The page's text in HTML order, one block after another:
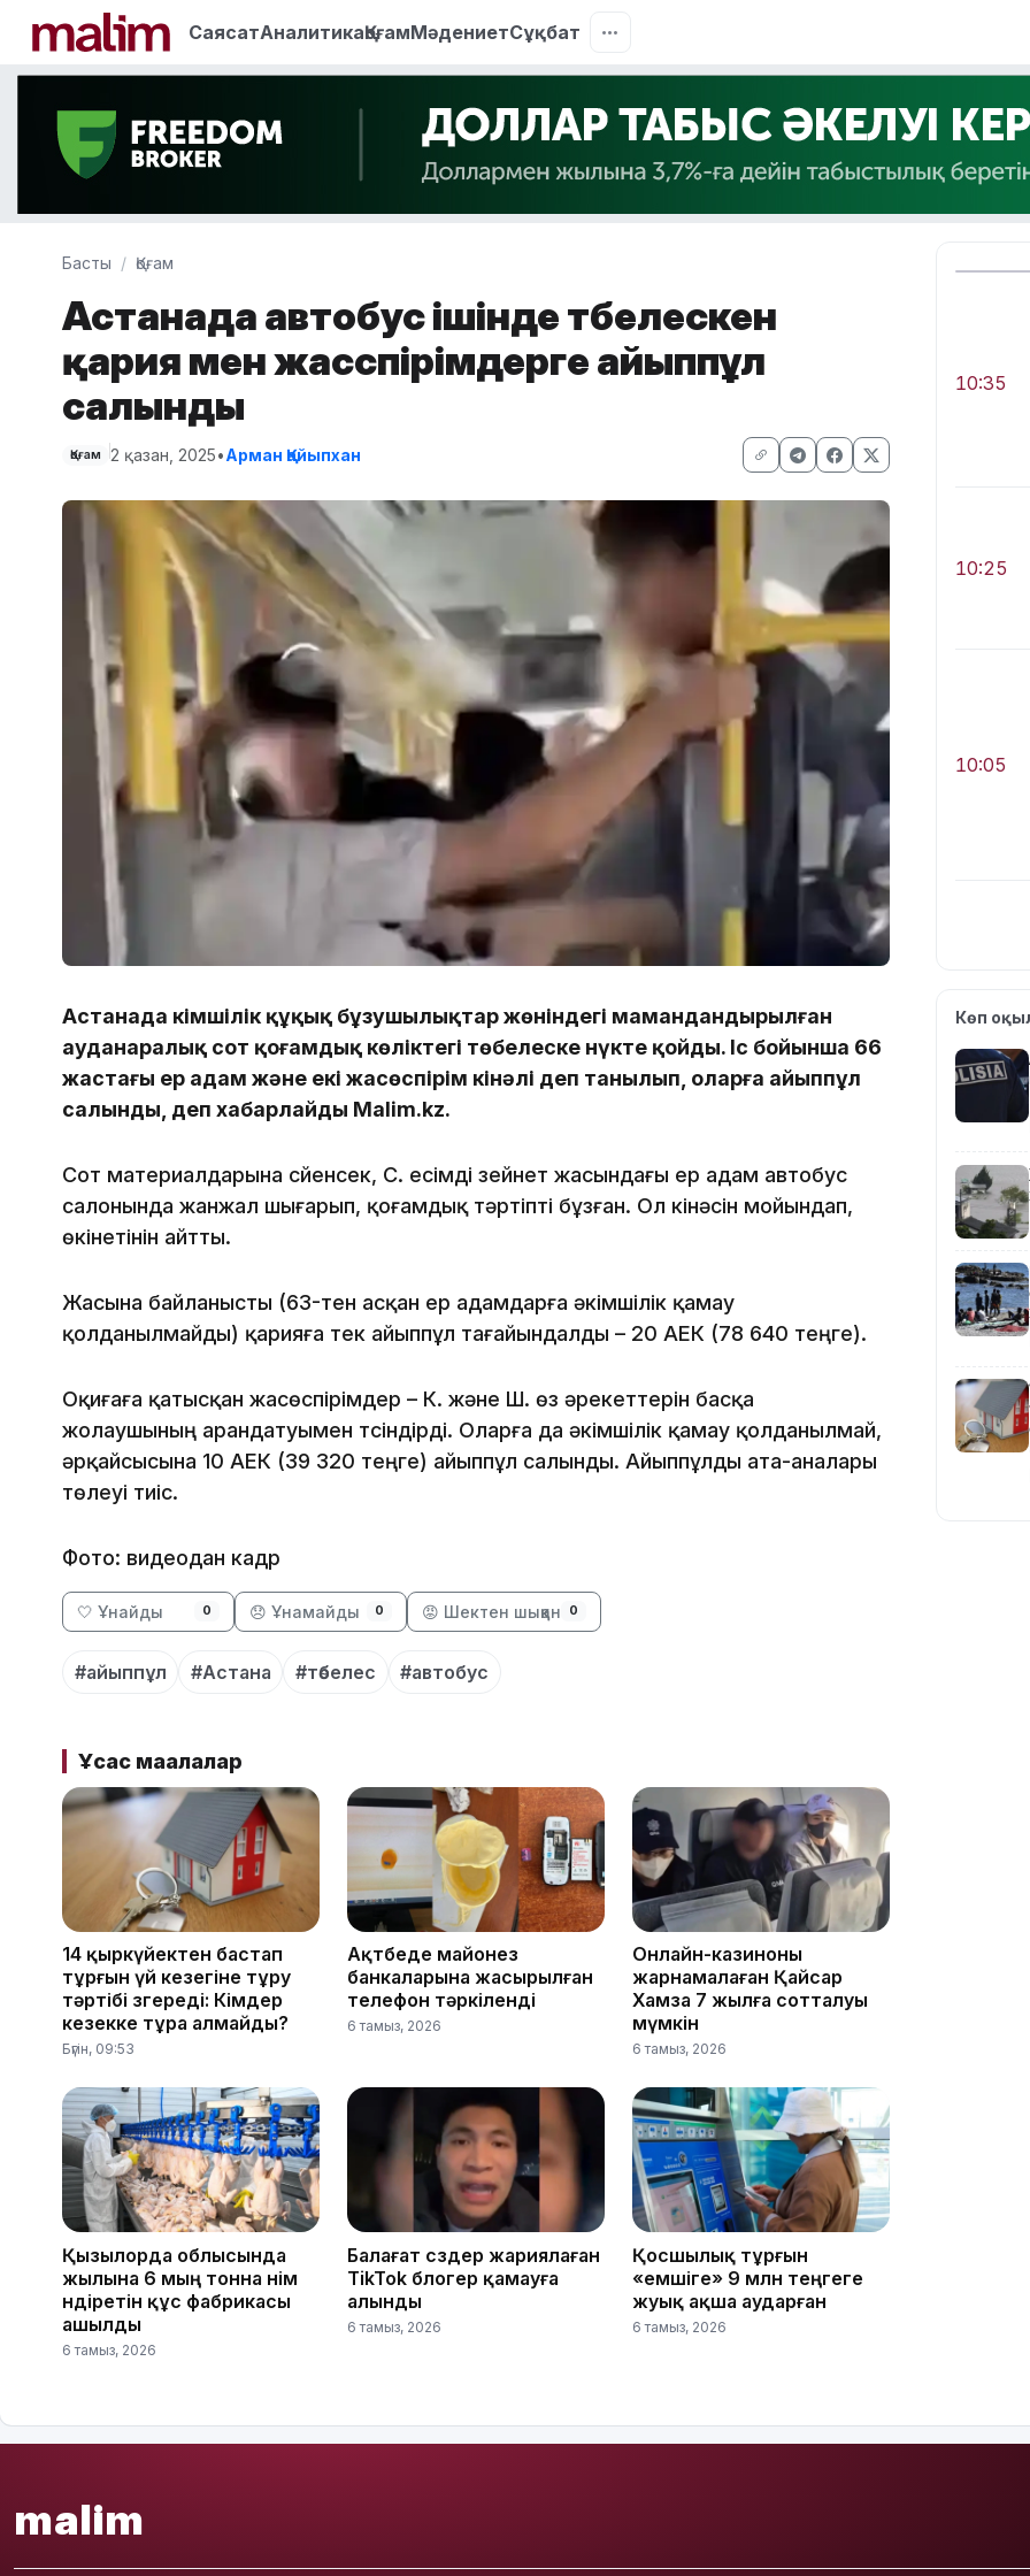
СаясатАналитикаҚоғамМәдениетСұқбат
Басты Қоғам
Астанада автобус ішінде төбелескен
қария мен жасөспірімдерге айыппұл
салынды
Қоғам 2 қазан, 2025•Арман Қайыпхан
Астанада Әкімшілік құқық бұзушылықтар жөніндегі мамандандырылған
ауданаралық сот қоғамдық көліктегі төбелеске нүкте қойды. Іс бойынша 66
жастағы ер адам және екі жасөспірім кінәлі деп танылып, оларға айыппұл
салынды, деп хабарлайды Malim.kz.
Сот материалдарына сүйенсек, С. есімді зейнет жасындағы ер адам автобус
салонында жанжал шығарып, қоғамдық тәртіпті бұзған. Ол кінәсін мойындап,
өкінетінін айтты.
Жасына байланысты (63-тен асқан ер адамдарға әкімшілік қамау
қолданылмайды) қарияға тек айыппұл тағайындалды – 20 АЕК (78 640 теңге).
Оқиғаға қатысқан жасөспірімдер – К. және Ш. өз әрекеттерін басқа
жолаушының арандатуымен түсіндірді. Оларға да әкімшілік қамау қолданылмай,
әрқайсысына 10 АЕК (39 320 теңге) айыппұл салынды. Айыппұлды ата-аналары
төлеуі тиіс.
Фото: видеодан кадр
🤍 Ұнайды 0 😞 Ұнамайды 0 😡 Шектен шыққан 0
#айыппұл #Астана #төбелес #автобус
Ұқсас мақалалар
14 қыркүйектен бастап
тұрғын үй кезегіне тұру
тәртібі өзгереді: Кімдер
кезекке тұра алмайды?
Бүгін, 09:53
Ақтөбеде майонез
банкаларына жасырылған
телефон тәркіленді
6 тамыз, 2026
Онлайн-казиноны
жарнамалаған Қайсар
Хамза 7 жылға сотталуы
мүмкін
6 тамыз, 2026
Қызылорда облысында
жылына 6 мың тонна өнім
өндіретін құс фабрикасы
ашылды
6 тамыз, 2026
Балағат сөздер жариялаған
TikTok блогер қамауға
алынды
6 тамыз, 2026
Қосшылық тұрғын
«емшіге» 9 млн теңгеге
жуық ақша аударған
6 тамыз, 2026
10:35
10:25
10:05
09:53
09:40
Көп
malim